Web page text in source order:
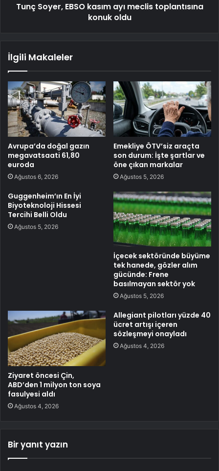
Tunç Soyer, EBSO kasım ayı meclis toplantısına
konuk oldu
İlgili Makaleler
Avrupa’da doğal gazın
megavatsaati 61,80
euroda
Ağustos 6, 2026
Emekliye ÖTV’siz araçta
son durum: İşte şartlar ve
öne çıkan markalar
Ağustos 5, 2026
Guggenheim’ın En İyi
Biyoteknoloji Hissesi
Tercihi Belli Oldu
Ağustos 5, 2026
İçecek sektöründe büyüme
tek hanede, gözler alım
gücünde: Frene
basılmayan sektör yok
Ağustos 5, 2026
Ziyaret öncesi Çin,
ABD’den 1 milyon ton soya
fasulyesi aldı
Ağustos 4, 2026
Allegiant pilotları yüzde 40
ücret artışı içeren
sözleşmeyi onayladı
Ağustos 4, 2026
Bir yanıt yazın